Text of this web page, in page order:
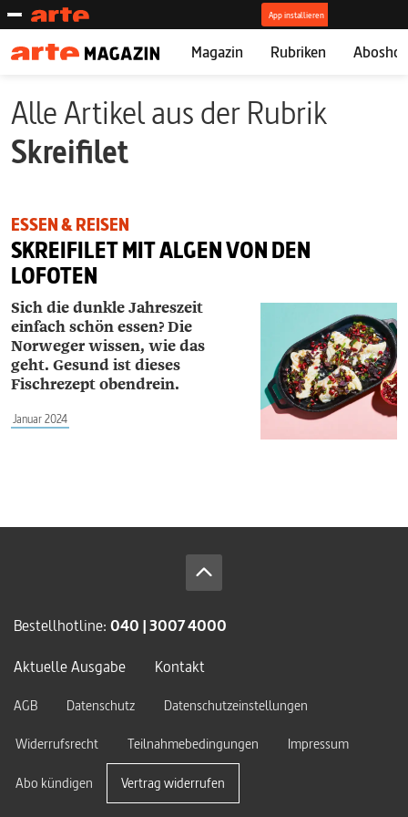
Magazin Rubriken
Alle Artikel aus der Rubrik
Skreifilet
ESSEN & REISEN
SKREIFILET MIT ALGEN VON DEN
LOFOTEN
Sich die dunkle Jahreszeit
einfach schön essen? Die
Norweger wissen, wie das
geht. Gesund ist dieses
Fischrezept obendrein.
Januar 2024
Bestellhotline: 040 | 3007 4000
Aktuelle Ausgabe
Kontakt
AGB Datenschutz
Datenschutzeinstellungen
Widerrufsrecht
Teilnahmebedingungen Impressum
Abo kündigen Vertrag widerrufen